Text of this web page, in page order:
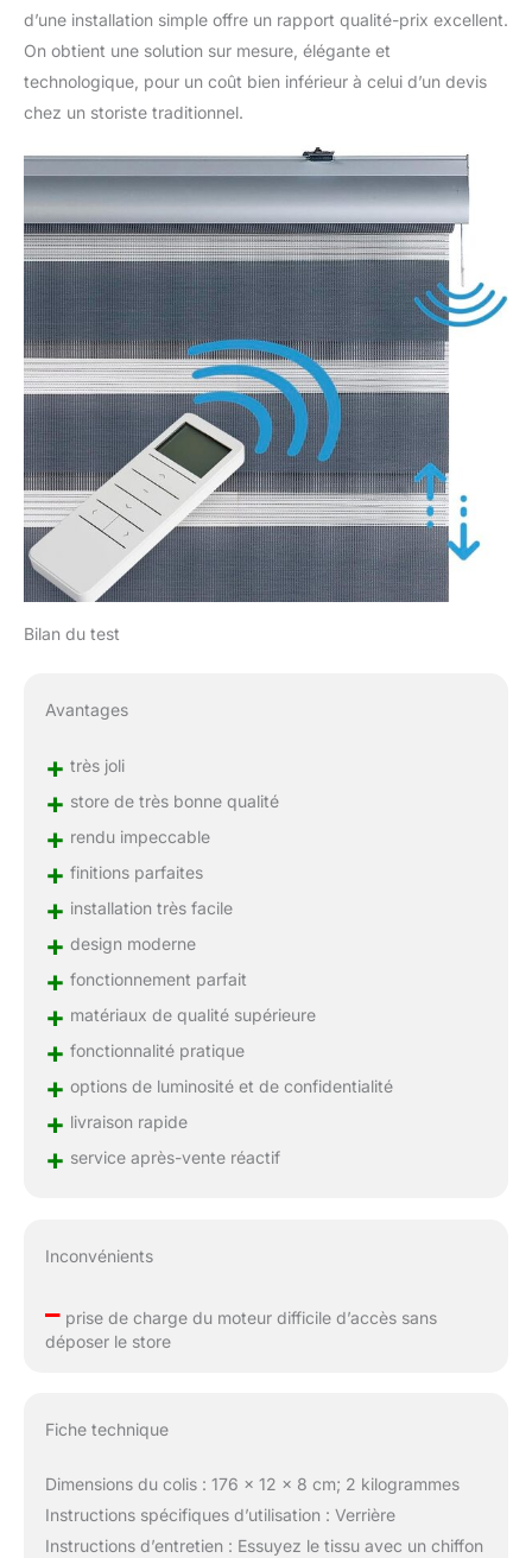
d’une installation simple offre un rapport qualité-prix excellent.
On obtient une solution sur mesure, élégante et
technologique, pour un coût bien inférieur à celui d’un devis
chez un storiste traditionnel.
Bilan du test
Avantages
+ très joli
+ store de très bonne qualité
+ rendu impeccable
+ finitions parfaites
+ installation très facile
+ design moderne
+ fonctionnement parfait
+ matériaux de qualité supérieure
+ fonctionnalité pratique
+ options de luminosité et de confidentialité
+ livraison rapide
+ service après-vente réactif
Inconvénients
–prise de charge du moteur difficile d’accès sans
déposer le store
Fiche technique
Dimensions du colis : 176 x 12 x 8 cm; 2 kilogrammes
Instructions spécifiques d’utilisation : Verrière
Instructions d’entretien : Essuyez le tissu avec un chiffon